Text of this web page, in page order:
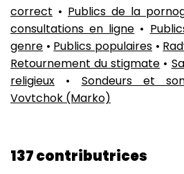
correct • Publics de la
consultations en ligne •
genre • Publics populaires •
Retournement du stigmate •
religieux • Sondeurs et
Vovtchok (Marko)
137 contributrices